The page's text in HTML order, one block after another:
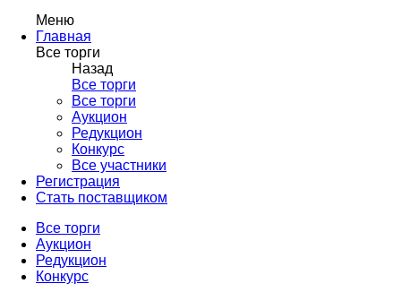
Меню
Главная
Все торги
Назад
Все торги
Все торги
Аукцион
Редукцион
Конкурс
Все участники
Регистрация
Стать поставщиком
Все торги
Аукцион
Редукцион
Конкурс